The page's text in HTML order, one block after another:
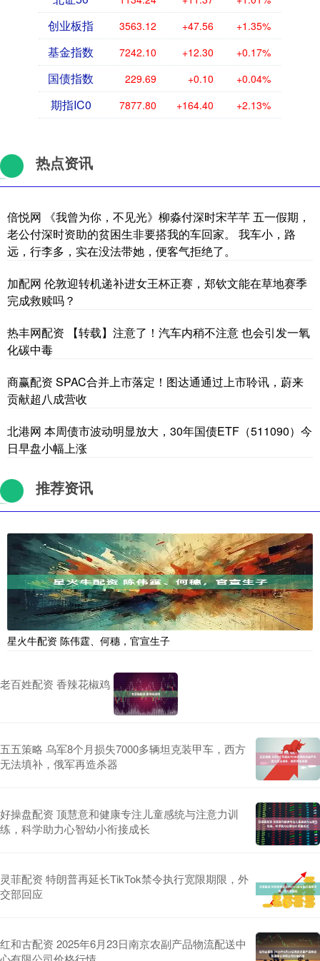
创业板指 3563.12 +47.56 +1.35%
基金指数 7242.10 +12.30 +0.17%
国债指数 229.69 +0.10 +0.04%
期指IC0 7877.80 +164.40 +2.13%
热点资讯
倍悦网 《我曾为你，不见光》柳淼付深时宋芊芊 五一假期，
老公付深时资助的贫困生非要搭我的车回家。 我车小，路
远，行李多，实在没法带她，便客气拒绝了。
加配网 伦敦迎转机递补进女王杯正赛，郑钦文能在草地赛季
完成救赎吗？
热丰网配资 【转载】注意了！汽车内稍不注意 也会引发一氧
化碳中毒
商赢配资 SPAC合并上市落定！图达通通过上市聆讯，蔚来
贡献超八成营收
北港网 本周债市波动明显放大，30年国债ETF（511090）今
日早盘小幅上涨
推荐资讯
星火牛配资 陈伟霆、何穗，官宣生子
老百姓配资 香辣花椒鸡
五五策略 乌军8个月损失7000多辆坦克装甲车，西方
无法填补，俄军再造杀器
好操盘配资 顶慧意和健康专注儿童感统与注意力训
练，科学助力心智幼小衔接成长
灵菲配资 特朗普再延长TikTok禁令执行宽限期限，外
交部回应
红和古配资 2025年6月23日南京农副产品物流配送中